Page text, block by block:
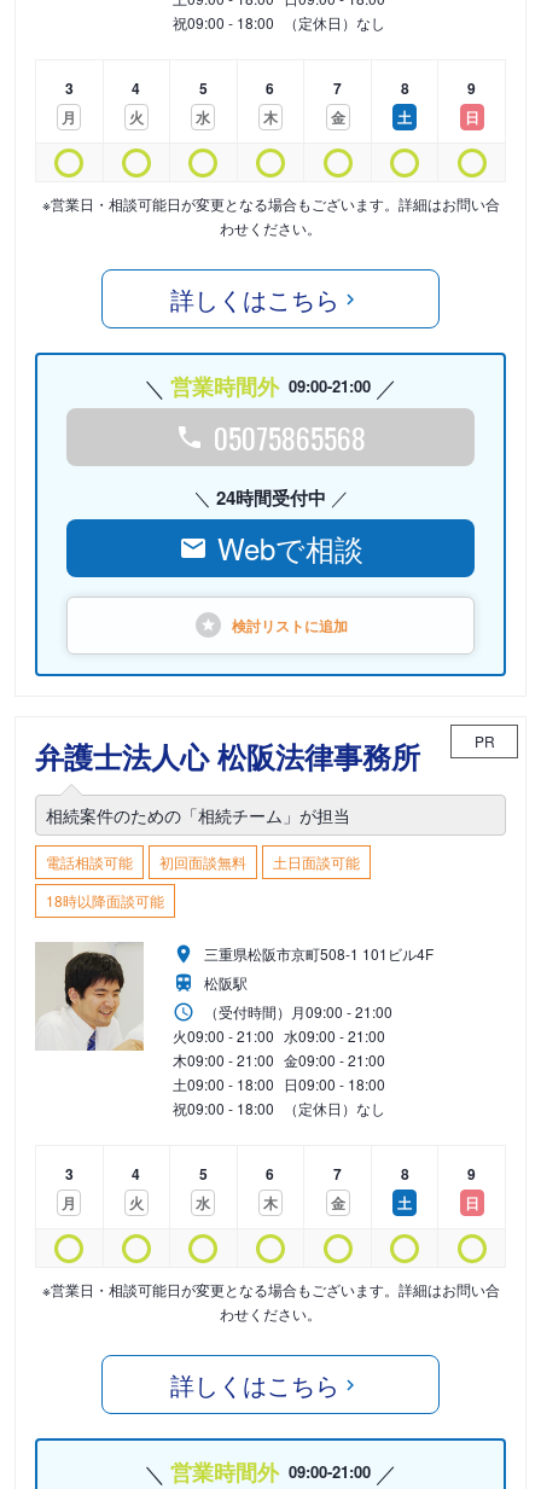
祝09:00 - 18:00 （定休日）なし
3
月
4
火
5
水
6
木
7
金
8
土
9
日
※営業日・相談可能日が変更となる場合もございます。詳細はお問い合
わせください。
詳しくはこちら
営業時間外 09:00-21:00
05075865568
24時間受付中
Webで相談
検討リストに追加
弁護士法人心 松阪法律事務所 PR
相続案件のための「相続チーム」が担当
電話相談可能 初回面談無料
土日面談可能
18時以降面談可能
三重県松阪市京町508-1 101ビル4F
松阪駅
（受付時間） 月09:00 - 21:00
火09:00 - 21:00 水09:00 - 21:00
木09:00 - 21:00 金09:00 - 21:00
土09:00 - 18:00 日09:00 - 18:00
祝09:00 - 18:00 （定休日）なし
3
月
4
火
5
水
6
木
7
金
8
土
9
日
※営業日・相談可能日が変更となる場合もございます。詳細はお問い合
わせください。
詳しくはこちら
営業時間外 09:00-21:00